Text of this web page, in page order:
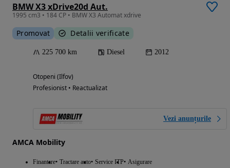
BMW X3 xDrive20d Aut.
1995 cm3 • 184 CP • BMW X3 Automat xdrive
Promovat Detalii verificate
225 700 km Diesel 2012
Otopeni (Ilfov)
Profesionist • Reactualizat
Vezi anunțurile
AMCA Mobility
Finantare Tractare auto Service ITP Asigurare